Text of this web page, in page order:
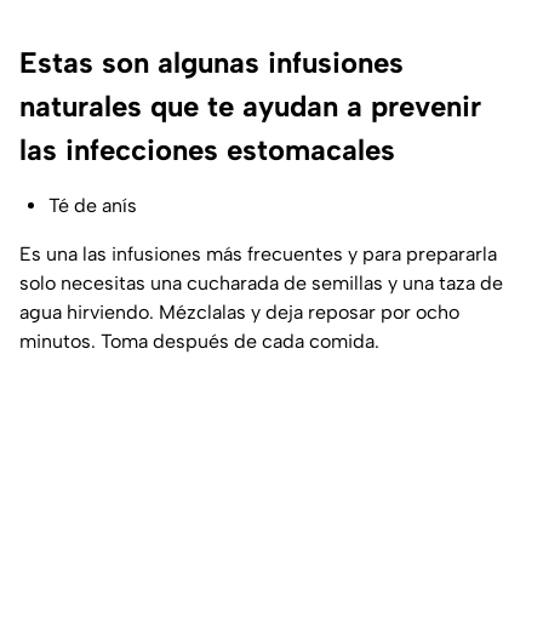
Estas son algunas infusiones
naturales que te ayudan a prevenir
las infecciones estomacales
Té de anís
Es una las infusiones más frecuentes y para prepararla
solo necesitas una cucharada de semillas y una taza de
agua hirviendo. Mézclalas y deja reposar por ocho
minutos. Toma después de cada comida.